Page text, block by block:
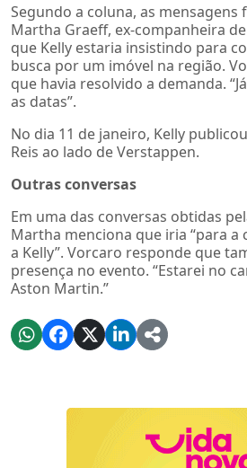
Segundo a coluna, as
Martha Graeff, ex-companheira
que Kelly estaria insistindo para
busca por um imóvel na região.
que havia resolvido a demanda.
as datas”.
No dia 11 de janeiro, Kelly
Reis ao lado de Verstappen.
Outras conversas
Em uma das conversas obtidas
Martha menciona que iria “para a
a Kelly”. Vorcaro responde que
presença no evento. “Estarei no
Aston Martin.”